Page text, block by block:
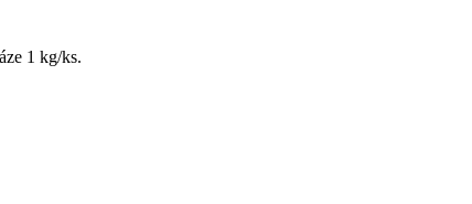
1 kg/ks.